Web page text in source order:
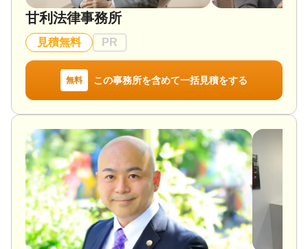
甘利法律事務所
見積無料 PR
無料 この事務所を含めて一括見積をする